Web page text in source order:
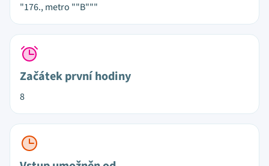
"176., metro ""B"""
Začátek první hodiny
8